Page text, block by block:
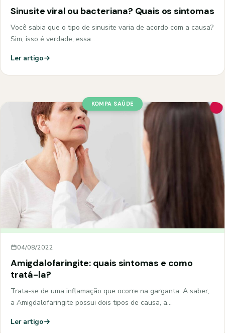
Sinusite viral ou bacteriana? Quais os sintomas
Você sabia que o tipo de sinusite varia de acordo com a causa?
Sim, isso é verdade, essa…
Ler artigo
KOMPA SAÚDE
04/08/2022
Amigdalofaringite: quais sintomas e como
tratá-la?
Trata-se de uma inflamação que ocorre na garganta. A saber,
a Amigdalofaringite possui dois tipos de causa, a…
Ler artigo